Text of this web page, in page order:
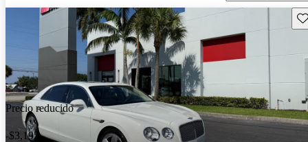
Precio reducido
-$3,195